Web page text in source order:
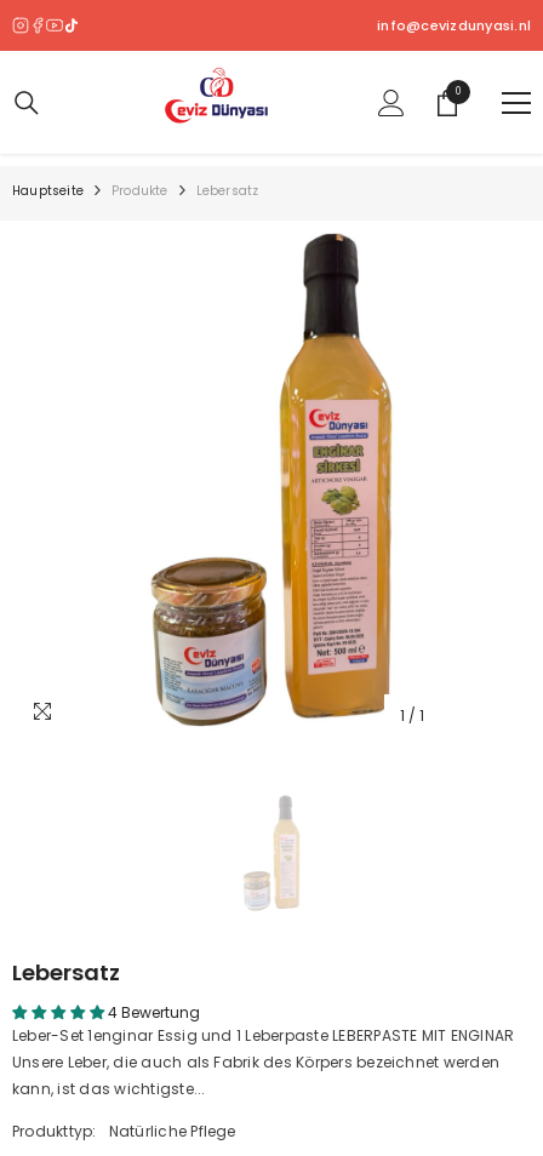
info@cevizdunyasi.nl
00
Produkt
Hauptseite Produkte Lebersatz
1 / 1
Lebersatz
4 Bewertung
Leber-Set 1enginar Essig und 1 Leberpaste LEBERPASTE MIT ENGINAR
Unsere Leber, die auch als Fabrik des Körpers bezeichnet werden
kann, ist das wichtigste...
Produkttyp: Natürliche Pflege